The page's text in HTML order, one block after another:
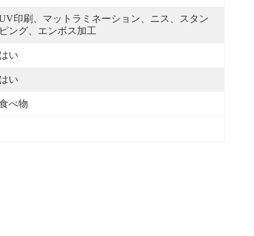
印刷、マットラミネーション、ニス、スタン
ピング、エンボス加工
はい
はい
べ物